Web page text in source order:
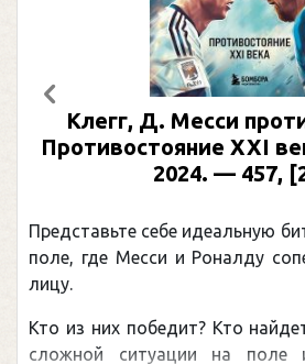
Клегг, Д. Месси
Противостояние XXI
2024. — 457,
Представьте себе идеальную
поле, где Месси и Роналду
лицу.
Кто из них победит? Кто
сложной ситуации на поле
Предыдущий